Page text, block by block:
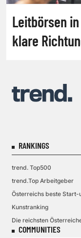
Leitbörsen
klare
RANKINGS
trend. Top500
trend.Top Arbeitgeber
Österreichs beste Start-
Kunstranking
Die reichsten
COMMUNITIES